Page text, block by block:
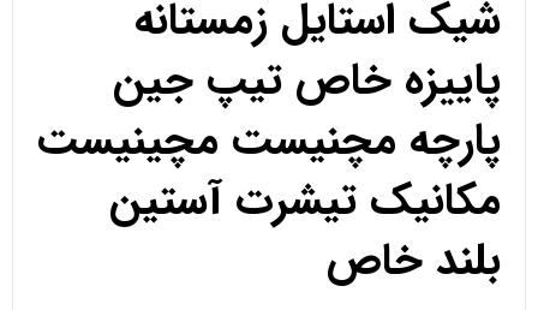
شیک استایل زمستانه
پاییزه خاص تیپ جین
پارچه مچنیست مچینیست
مکانیک تیشرت آستین
بلند خاص